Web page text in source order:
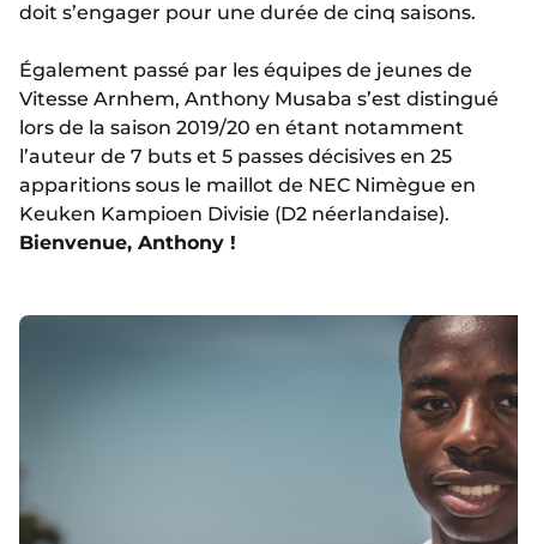
doit s’engager pour une durée de cinq saisons.
Également passé par les équipes de jeunes de
Vitesse Arnhem, Anthony Musaba s’est distingué
lors de la saison 2019/20 en étant notamment
l’auteur de 7 buts et 5 passes décisives en 25
apparitions sous le maillot de NEC Nimègue en
Keuken Kampioen Divisie (D2 néerlandaise).
Bienvenue, Anthony !